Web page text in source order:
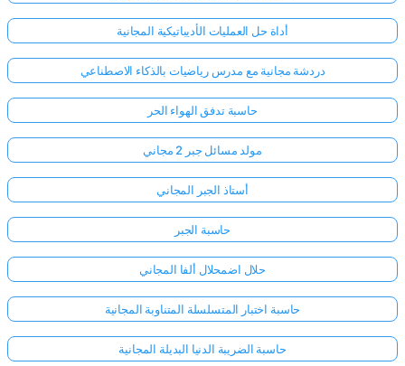
أداة حل العمليات الأديباتيكية المجانية
دردشة مجانية مع مدرس رياضيات بالذكاء الاصطناعي
حاسبة تدفق الهواء الحر
مولد مسائل جبر 2 مجاني
أستاذ الجبر المجاني
حاسبة الجبر
حلال اضمحلال ألفا المجاني
حاسبة اختبار المتسلسلة المتناوبة المجانية
حاسبة الضريبة الدنيا البديلة المجانية